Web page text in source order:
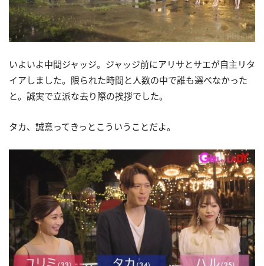
いよいよ中間ジャッジ。ジャッジ前にアリサとサエが自主リタ
イアしました。限られた時間と人数の中で誰も選べなかった
と。誠実で立派な去り際の挨拶でした。
タカ、誠意ってきっとこういうことだよ。